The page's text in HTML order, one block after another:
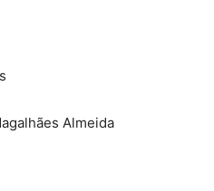
Almeida